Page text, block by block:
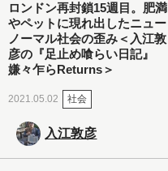
ロンドン再封鎖15週目。肥満
やペットに現れ出したニュー
ノーマル社会の歪み＜入江敦
彦の『足止め喰らい日記』
嫌々乍らReturns＞
2021.05.02 社会
入江敦彦